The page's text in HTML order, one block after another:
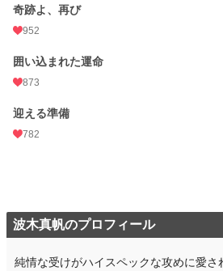
奇跡よ、再び
952
囲い込まれた運命
873
迎える準備
782
波木真帆のプロフィール
純情な受けがハイスペックな攻めに愛さ